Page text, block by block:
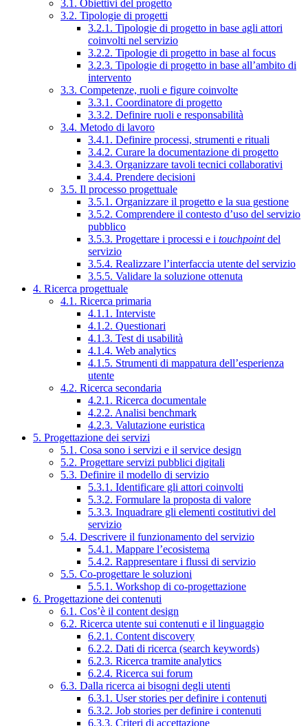
3.1. Obiettivi del progetto
3.2. Tipologie di progetti
3.2.1. Tipologie di progetto in base agli attori
coinvolti nel servizio
3.2.2. Tipologie di progetto in base al focus
3.2.3. Tipologie di progetto in base all’ambito di
intervento
3.3. Competenze, ruoli e figure coinvolte
3.3.1. Coordinatore di progetto
3.3.2. Definire ruoli e responsabilità
3.4. Metodo di lavoro
3.4.1. Definire processi, strumenti e rituali
3.4.2. Curare la documentazione di progetto
3.4.3. Organizzare tavoli tecnici collaborativi
3.4.4. Prendere decisioni
3.5. Il processo progettuale
3.5.1. Organizzare il progetto e la sua gestione
3.5.2. Comprendere il contesto d’uso del servizio
pubblico
3.5.3. Progettare i processi e i touchpointdel
servizio
3.5.4. Realizzare l’interfaccia utente del servizio
3.5.5. Validare la soluzione ottenuta
4. Ricerca progettuale
4.1. Ricerca primaria
4.1.1. Interviste
4.1.2. Questionari
4.1.3. Test di usabilità
4.1.4. Web analytics
4.1.5. Strumenti di mappatura dell’esperienza
utente
4.2. Ricerca secondaria
4.2.1. Ricerca documentale
4.2.2. Analisi benchmark
4.2.3. Valutazione euristica
5. Progettazione dei servizi
5.1. Cosa sono i servizi e il service design
5.2. Progettare servizi pubblici digitali
5.3. Definire il modello di servizio
5.3.1. Identificare gli attori coinvolti
5.3.2. Formulare la proposta di valore
5.3.3. Inquadrare gli elementi costitutivi del
servizio
5.4. Descrivere il funzionamento del servizio
5.4.1. Mappare l’ecosistema
5.4.2. Rappresentare i flussi di servizio
5.5. Co-progettare le soluzioni
5.5.1. Workshop di co-progettazione
6. Progettazione dei contenuti
6.1. Cos’è il content design
6.2. Ricerca utente sui contenuti e il linguaggio
6.2.1. Content discovery
6.2.2. Dati di ricerca (search keywords)
6.2.3. Ricerca tramite analytics
6.2.4. Ricerca sui forum
6.3. Dalla ricerca ai bisogni degli utenti
6.3.1. User stories per definire i contenuti
6.3.2. Job stories per definire i contenuti
6.3.3. Criteri di accettazione